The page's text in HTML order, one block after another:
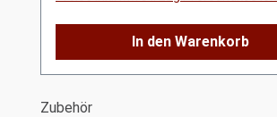
In den Warenkorb
Produktgalerie überspringen
Zubehör